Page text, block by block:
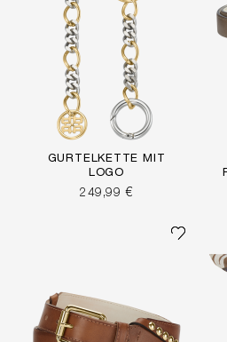
GÜRTELKETTE MIT
LOGO
249,99 €